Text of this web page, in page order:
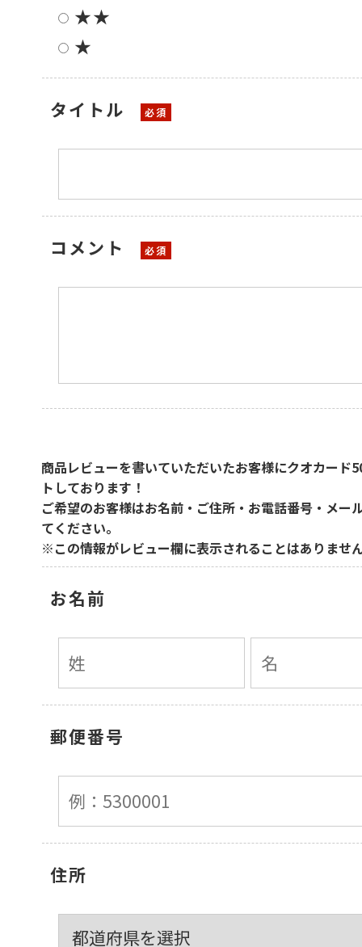
★★
★
タイトル
コメント
商品レビューを書いていただいたお客様にクオカード
トしております！
ご希望のお客様はお名前・ご住所・お電話番号・メー
てください。
※この情報がレビュー欄に表示されることはありませ
お名前
郵便番号
住所